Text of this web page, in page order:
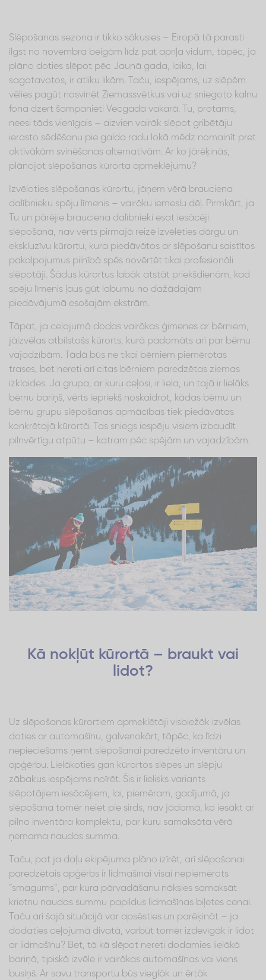
Slēpošanas sezona ir tikko sākusies – Eiropā tā parasti
ilgst no novembra beigām līdz pat aprīļa vidum, tāpēc, ja
plāno doties slēpot pēc Jaunā gada, laika, lai
sagatavotos, ir atliku likām. Taču, iespējams, uz slēpēm
vēlies pagūt nosvinēt Ziemassvētkus vai uz sniegoto kalnu
fona dzert šampanieti Vecgada vakarā. Tu, protams,
neesi tāds vienīgais – aizvien vairāk slēpot gribētāju
ierasto sēdēšanu pie galda radu lokā mēdz nomainīt pret
aktīvākām svinēšanas alternatīvām. Ar ko jārēķinās,
plānojot slēpošanas kūrorta apmeklējumu?
Izvēloties slēpošanas kūrortu, jāņem vērā brauciena
dalībnieku spēju līmenis – vairāku iemeslu dēļ. Pirmkārt, ja
Tu un pārējie brauciena dalībnieki esat iesācēji
slēpošanā, nav vērts pirmajā reizē izvēlēties dārgu un
ekskluzīvu kūrortu, kura piedāvātos ar slēpošanu saistītos
pakalpojumus pilnībā spēs novērtēt tikai profesionāli
slēpotāji. Šādus kūrortus labāk atstāt priekšdienām, kad
spēju līmenis ļaus gūt labumu no dažādajām
piedāvājumā esošajām ekstrām.
Tāpat, ja ceļojumā dodas vairākas ģimenes ar bērniem,
jāizvēlas atbilstošs kūrorts, kurā padomāts arī par bērnu
vajadzībām. Tādā būs ne tikai bērniem piemērotas
trases, bet nereti arī citas bērniem paredzētas ziemas
izklaides. Ja grupa, ar kuru ceļosi, ir liela, un tajā ir lielāks
bērnu bariņš, vērts iepriekš noskaidrot, kādas bērnu un
bērnu grupu slēpošanas apmācības tiek piedāvātas
konkrētajā kūrortā. Tas sniegs iespēju visiem izbaudīt
pilnvērtīgu atpūtu – katram pēc spējām un vajadzībām.
Kā nokļūt kūrortā – braukt vai
lidot?
Uz slēpošanas kūrortiem apmeklētāji visbiežāk izvēlas
doties ar automašīnu, galvenokārt, tāpēc, ka līdzi
nepieciešams ņemt slēpošanai paredzēto inventāru un
apģērbu. Lielākoties gan kūrortos slēpes un slēpju
zābakus iespējams noīrēt. Šis ir lielisks variants
slēpotājiem iesācējiem, lai, piemēram, gadījumā, ja
slēpošana tomēr neiet pie sirds, nav jādomā, ko iesākt ar
pilno inventāra komplektu, par kuru samaksāta vērā
ņemama naudas summa.
Taču, pat ja daļu ekipējuma plāno izīrēt, arī slēpošanai
paredzētais apģērbs ir lidmašīnai visai nepiemērots
“smagums”, par kura pārvadāšanu nāksies samaksāt
krietnu naudas summu papildus lidmašīnas biļetes cenai.
Taču arī šajā situācijā var apsēsties un parēķināt – ja
dodaties ceļojumā divatā, varbūt tomēr izdevīgāk ir lidot
ar lidmašīnu? Bet, tā kā slēpot nereti dodamies lielākā
bariņā, tipiskā izvēle ir vairākas automašīnas vai viens
busiņš. Ar savu transportu būs vieglāk un ērtāk